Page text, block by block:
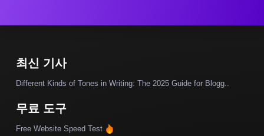
최신 기사
Different Kinds of Tones in Writing: The 2025 Guide for Blogg..
무료 도구
Free Website Speed Test